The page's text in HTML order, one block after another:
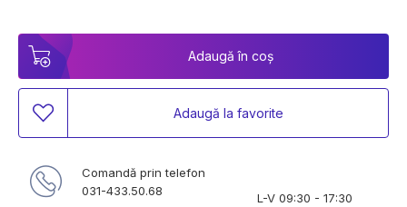
Adaugă în coș
Adaugă la favorite
Comandă prin telefon
031-433.50.68
L-V 09:30 - 17:30